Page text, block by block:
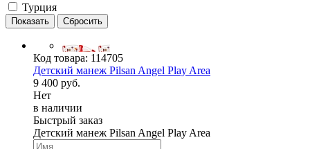
Турция
Код товара: 114705
Детский манеж Pilsan Angel Play Area
9 400 руб.
Нет
в наличии
Быстрый заказ
Детский манеж Pilsan Angel Play Area